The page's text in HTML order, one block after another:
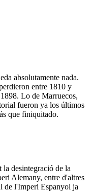
absolutamente nada.
entre 1810 y
Lo de Marruecos,
fueron ya los últimos
que finiquitado.
desintegració de la
Alemany, entre d'altres
de l'Imperi Espanyol ja